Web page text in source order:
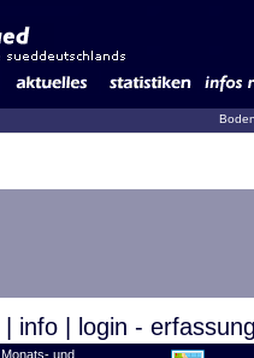
info login -
Monats- und